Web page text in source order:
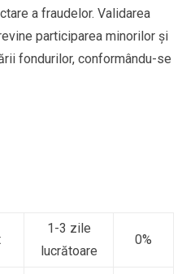
a fraudelor. Validarea
participarea minorilor și
fondurilor, conformându-se
1-3 zile
lucrătoare
0%